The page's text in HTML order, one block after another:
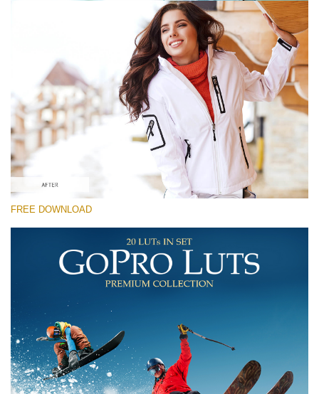
Premium GoPro LUTs
Cinema Look Collection (80 LUTs)
Entire Collection (260 LUTs)
Free download
FREE DOWNLOAD